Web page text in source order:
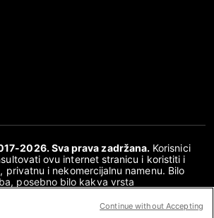
2026. Sva prava zadržana. Korisnici
ovu internet stranicu i koristiti i
privatnu i nekomercijalnu namenu. Bilo
posebno bilo kakva vrsta
ili delimično, za bilo koju drugu
Continue without Accepting